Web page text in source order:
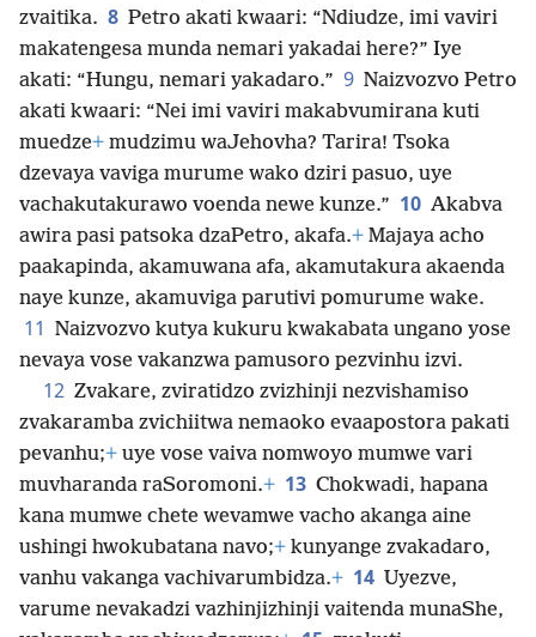
zvaitika. 8 Petro akati kwaari: “Ndiudze, imi vaviri
makatengesa munda nemari yakadai here?” Iye
akati: “Hungu, nemari yakadaro.” 9 Naizvozvo Petro
akati kwaari: “Nei imi vaviri makabvumirana kuti
muedze+ mudzimu waJehovha? Tarira! Tsoka
dzevaya vaviga murume wako dziri pasuo, uye
vachakutakurawo voenda newe kunze.” 10 Akabva
awira pasi patsoka dzaPetro, akafa.+ Majaya acho
paakapinda, akamuwana afa, akamutakura akaenda
naye kunze, akamuviga parutivi pomurume wake.
11 Naizvozvo kutya kukuru kwakabata ungano yose
nevaya vose vakanzwa pamusoro pezvinhu izvi.
12 Zvakare, zviratidzo zvizhinji nezvishamiso
zvakaramba zvichiitwa nemaoko evaapostora pakati
pevanhu;+ uye vose vaiva nomwoyo mumwe vari
muvharanda raSoromoni.+ 13 Chokwadi, hapana
kana mumwe chete wevamwe vacho akanga aine
ushingi hwokubatana navo;+ kunyange zvakadaro,
vanhu vakanga vachivarumbidza.+ 14 Uyezve,
varume nevakadzi vazhinjizhinji vaitenda munaShe,